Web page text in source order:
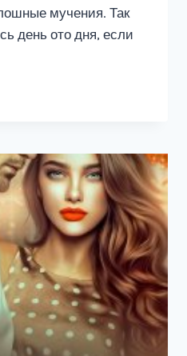
мучения. Так
день ото дня, если